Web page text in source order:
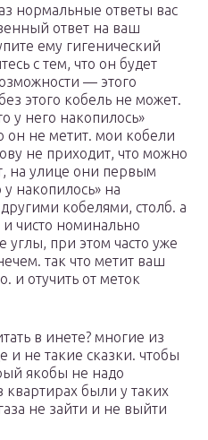
нормальные ответы вас
ответ на ваш
ему гигенический
с тем, что он будет
— этого
этого кобель не может.
у него накопилось»
он не метит. мои кобели
не приходит, что можно
на улице они первым
накопилось» на
кобелями, столб. а
и чисто номинально
углы, при этом часто уже
так что метит ваш
и отучить от меток
в инете? многие из
и не такие сказки. чтобы
якобы не надо
квартирах были у таких
не зайти и не выйти